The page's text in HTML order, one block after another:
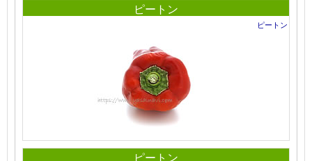
ピートン
ピートン
ピートン